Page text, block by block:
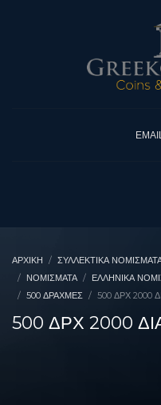
ΑΡΧΙΚΉ
ΣΥΛΛΕΚΤΙΚΆ
ΝΟΜΙΣΜΑΤΑ
ΕΛΛΗΝΙΚΆ
500 ΔΡΑΧΜΈΣ
500 ΔΡΧ 2000
500 ΔΡΧ 2000